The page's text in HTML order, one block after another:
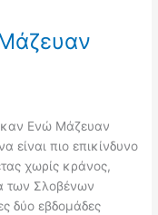
Ενώ Μάζευαν
είναι πιο επικίνδυνο
χωρίς κράνος,
των Σλοβένων
δύο εβδομάδες